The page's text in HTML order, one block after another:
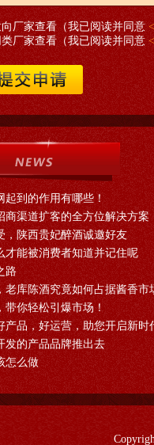
厂家查看（我已阅读并同意
类厂家查看（我已阅读并同意
起到的作用有哪些！
商渠道扩客的全方位解决方案
，陕西贵妃醉酒诚邀好友
才能被消费者知道并记住呢
路
老库陈酒究竟如何占据酱香市
你轻松引爆市场！
产品，好运营，助您开启新时
发的产品品牌推出去
怎么做